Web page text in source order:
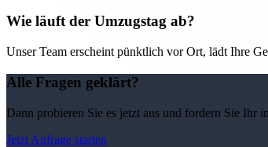
Wie läuft der Umzugstag ab?
Unser Team erscheint pünktlich vor Ort, lädt Ihre
Alle Fragen geklärt?
Dann probieren Sie es jetzt aus und fordern Sie Ihr
Jetzt Anfrage starten